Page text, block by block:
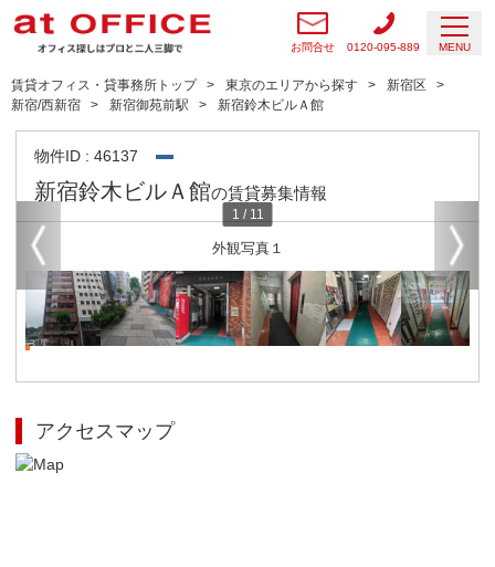
お問合せ 0120-095-889 MENU
賃貸オフィス・貸事務所トップ 東京のエリアから探す
新宿区
新宿/西新宿
新宿御苑前駅 新宿鈴木ビルＡ館
物件ID : 46137
新宿鈴木ビルＡ館の賃貸募集情報
外観写真１
1 / 11
アクセスマップ